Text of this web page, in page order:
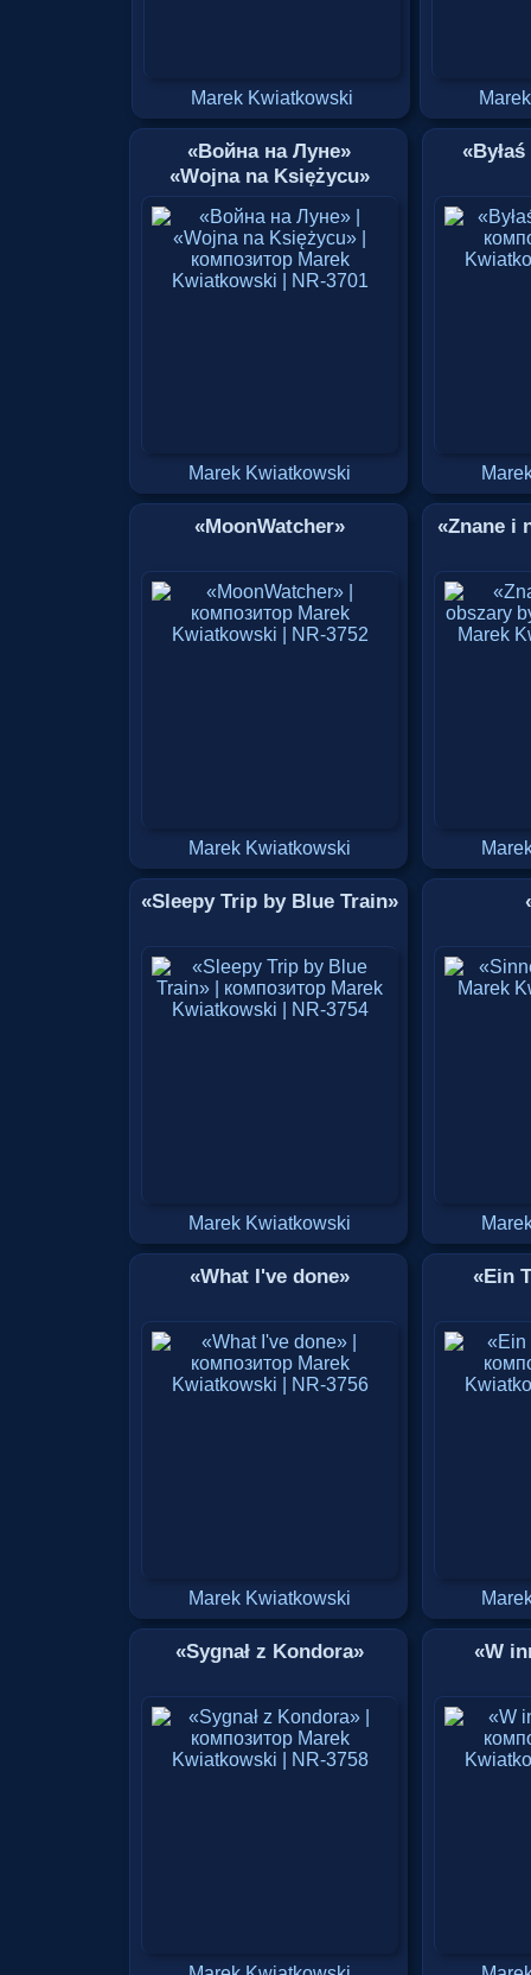
Marek Kwiatkowski
«Война на Луне»
«Wojna na Księżycu»
Marek Kwiatkowski
«MoonWatcher»
Marek Kwiatkowski
«Znane i
«Sleepy Trip by Blue Train»
Marek Kwiatkowski
«What I've done»
Marek Kwiatkowski
«Ein
«Sygnał z Kondora» «W